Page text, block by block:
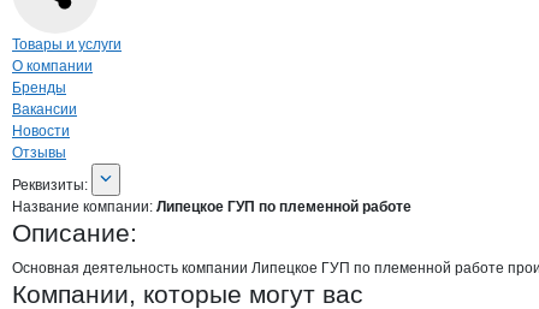
Навигация по странице
Товары и услуги
О компании
Бренды
Вакансии
Новости
Отзывы
О компании
Реквизиты
Реквизиты:
Название компании: Липецкое ГУП по племенной работе
Описание:
Основная деятельность компании Липецкое ГУП по племенной работе
Компании, которые могут вас